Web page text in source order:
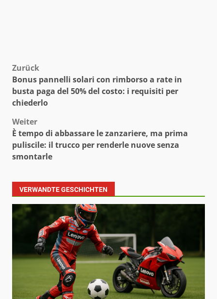
Beitragsnavigation
Zurück
Bonus pannelli solari con rimborso a rate in
busta paga del 50% del costo: i requisiti per
chiederlo
Weiter
È tempo di abbassare le zanzariere, ma prima
puliscile: il trucco per renderle nuove senza
smontarle
VERWANDTE GESCHICHTEN